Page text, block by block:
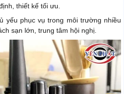
thiết kế tối ưu.
yếu phục vụ trong môi trường nhiều
sạn lớn, trung tâm hội nghị.